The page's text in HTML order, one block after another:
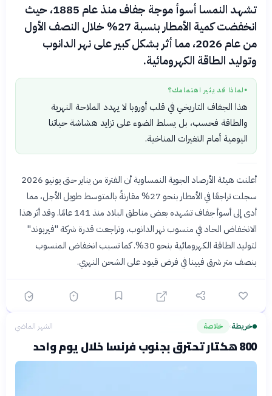
تشهد النمسا أسوأ موجة جفاف منذ عام 1885، حيث
انخفضت كمية الأمطار بنسبة 27% خلال النصف الأول
من عام 2026، مما أثر بشكل كبير على نهر الدانوب
وتوليد الطاقة الكهرومائية.
● لماذا قد يثير اهتمامك؟
هذا الجفاف التاريخي في قلب أوروبا لا يهدد الملاحة النهرية
والطاقة فحسب، بل يسلط الضوء على تزايد هشاشة حياتنا
اليومية أمام التغيرات المناخية.
أعلنت هيئة الأرصاد الجوية النمساوية أن الفترة من يناير حتى يونيو 2026
سجلت تراجعًا في الأمطار بنحو 27% مقارنةً بالمتوسط طويل الأجل، مما
أدى إلى أسوأ جفاف تشهده بعض مناطق البلاد منذ 141 عامًا. وقد أثر هذا
الانخفاض الحاد في منسوب نهر الدانوب، وتراجعت قدرة شركة "فيربوند"
لتوليد الطاقة الكهرومائية بنحو 30%. كما تسبب انخفاض المنسوب
بنصف متر شرق فيينا في فرض قيود على الشحن النهري.
خريطة› خلاصة الشهر الماضي
800 هكتار تحترق بجنوب فرنسا خلال يوم واحد